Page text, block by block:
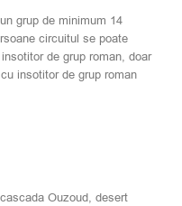
grup de minimum 14
circuitul se poate
de grup roman, doar
insotitor de grup roman
Ouzoud, desert